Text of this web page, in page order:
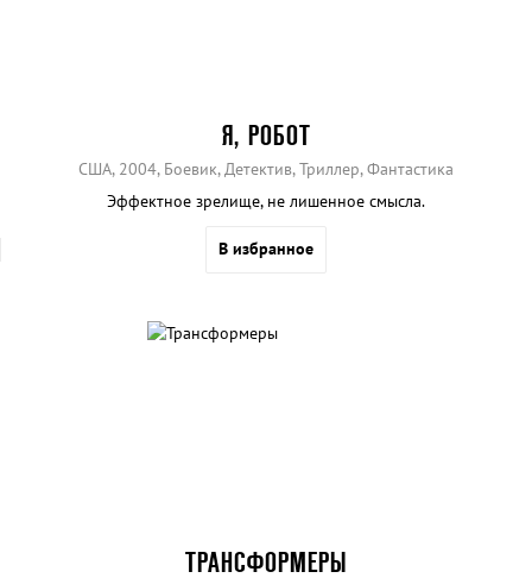
Я, РОБОТ
США, 2004, Боевик, Детектив, Триллер, Фантастика
Эффектное зрелище, не лишенное смысла.
В избранное
ТРАНСФОРМЕРЫ